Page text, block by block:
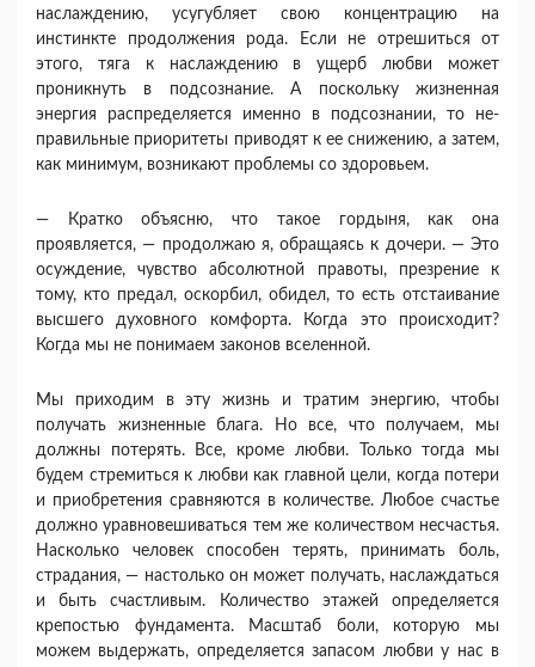
наслаждению, усугубляет свою концен­трацию на
инстинкте продолжения рода. Если не отре­шиться от
этого, тяга к наслаждению в ущерб любви мо­жет
проникнуть в подсознание. А поскольку жизненная
энергия распределяется именно в подсознании, то не­
правильные приоритеты приводят к ее снижению, а за­тем,
как минимум, возникают проблемы со здоровьем.
— Кратко объясню, что такое гордыня, как она
проявляется, — продолжаю я, обращаясь к дочери. — Это
осуждение, чувство абсолютной правоты, пре­зрение к
тому, кто предал, оскорбил, обидел, то есть отстаивание
высшего духовного комфорта. Когда это происходит?
Когда мы не понимаем законов все­ленной.
Мы приходим в эту жизнь и тратим энергию, что­бы
получать жизненные блага. Но все, что получа­ем, мы
должны потерять. Все, кроме любви. Толь­ко тогда мы
будем стремиться к любви как главной цели, когда потери
и приобретения сравняются в ко­личестве. Любое счастье
должно уравновешиваться тем же количеством несчастья.
Насколько человек способен терять, принимать боль,
страдания, — на­столько он может получать, наслаждаться
и быть сча­стливым. Количество этажей определяется
крепостью фундамента. Масштаб боли, которую мы
можем вы­держать, определяется запасом любви у нас в